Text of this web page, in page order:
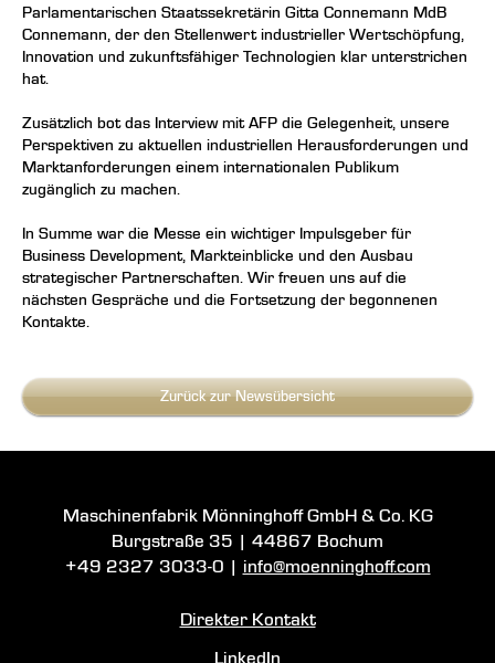
Parlamentarischen Staatssekretärin Gitta Connemann MdB
Connemann, der den Stellenwert industrieller Wertschöpfung,
Innovation und zukunftsfähiger Technologien klar unterstrichen
hat.
Zusätzlich bot das Interview mit AFP die Gelegenheit, unsere
Perspektiven zu aktuellen industriellen Herausforderungen und
Marktanforderungen einem internationalen Publikum
zugänglich zu machen.
In Summe war die Messe ein wichtiger Impulsgeber für
Business Development, Markteinblicke und den Ausbau
strategischer Partnerschaften. Wir freuen uns auf die
nächsten Gespräche und die Fortsetzung der begonnenen
Kontakte.
Zurück zur Newsübersicht
Maschinenfabrik Mönninghoff GmbH & Co. KG
Burgstraße 35
44867 Bochum
+49 2327 3033-0
info@moenninghoff.com
Direkter Kontakt
LinkedIn